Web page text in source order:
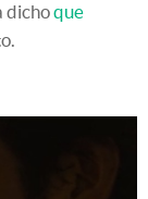
dichoque